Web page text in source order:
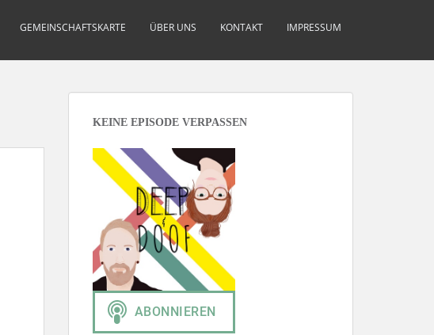
GEMEINSCHAFTSKARTE ÜBER UNS KONTAKT IMPRESSUM
KEINE EPISODE VERPASSEN